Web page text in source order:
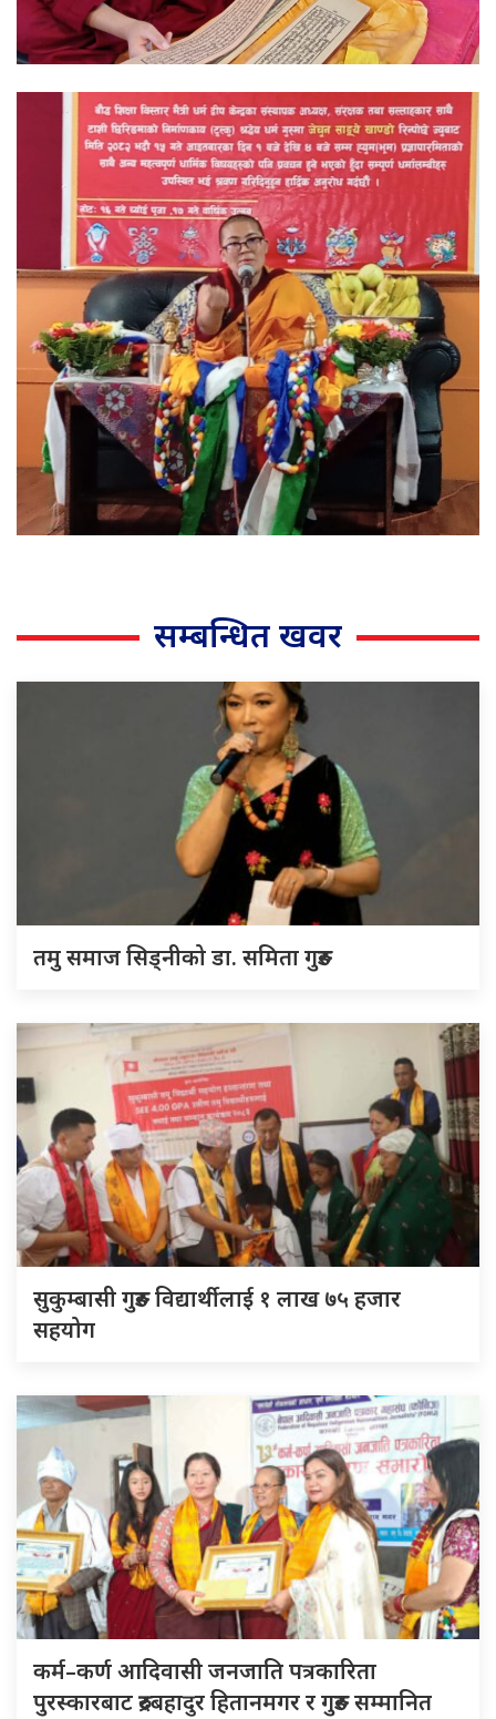
सम्बन्धित खवर
तमु समाज सिड्नीको डा. समिता गुरुङ
सुकुम्बासी गुरुङ विद्यार्थीलाई १ लाख ७५ हजार
सहयोग
कर्म–कर्ण आदिवासी जनजाति पत्रकारिता
पुरस्कारबाट रुद्रबहादुर हितानमगर र गुरुङ सम्मानित